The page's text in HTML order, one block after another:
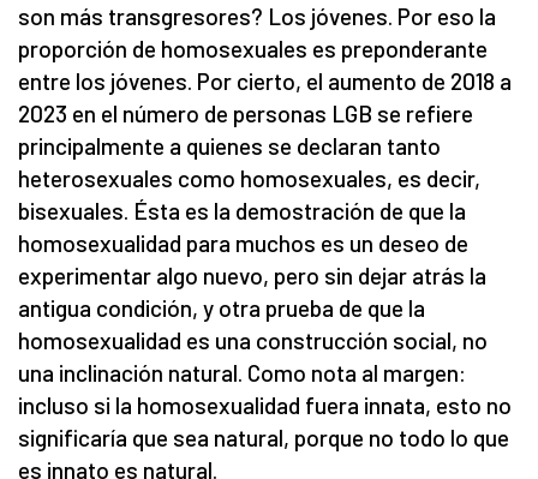
son más transgresores? Los jóvenes. Por eso la
proporción de homosexuales es preponderante
entre los jóvenes. Por cierto, el aumento de 2018 a
2023 en el número de personas LGB se refiere
principalmente a quienes se declaran tanto
heterosexuales como homosexuales, es decir,
bisexuales. Ésta es la demostración de que la
homosexualidad para muchos es un deseo de
experimentar algo nuevo, pero sin dejar atrás la
antigua condición, y otra prueba de que la
homosexualidad es una construcción social, no
una inclinación natural. Como nota al margen:
incluso si la homosexualidad fuera innata, esto no
significaría que sea natural, porque no todo lo que
es innato es natural.